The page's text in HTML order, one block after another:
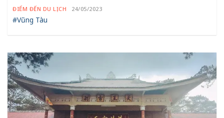
ĐIỂM ĐẾN DU LỊCH 24/05/2023
#Vũng Tàu